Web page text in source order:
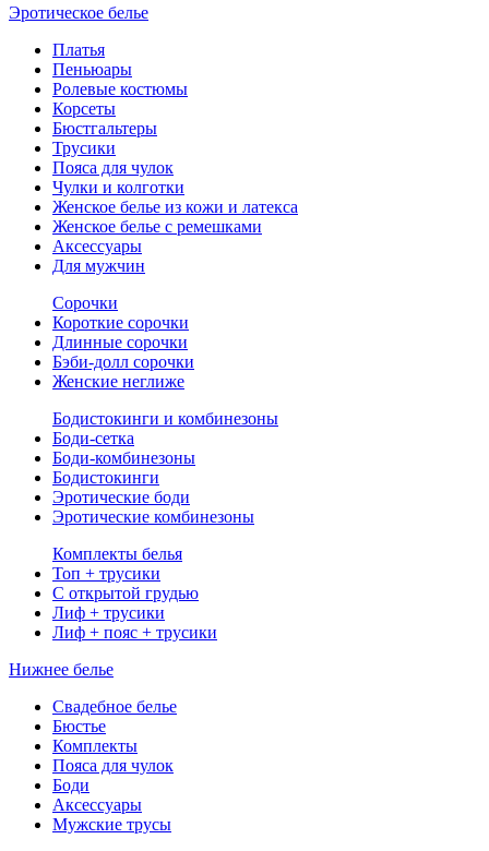
Эротическое белье
Платья
Пеньюары
Ролевые костюмы
Корсеты
Бюстгальтеры
Трусики
Пояса для чулок
Чулки и колготки
Женское белье из кожи и латекса
Женское белье с ремешками
Аксессуары
Для мужчин
Сорочки
Короткие сорочки
Длинные сорочки
Бэби-долл сорочки
Женские неглиже
Бодистокинги и комбинезоны
Боди-сетка
Боди-комбинезоны
Бодистокинги
Эротические боди
Эротические комбинезоны
Комплекты белья
Топ + трусики
С открытой грудью
Лиф + трусики
Лиф + пояс + трусики
Нижнее белье
Свадебное белье
Бюстье
Комплекты
Пояса для чулок
Боди
Аксессуары
Мужские трусы